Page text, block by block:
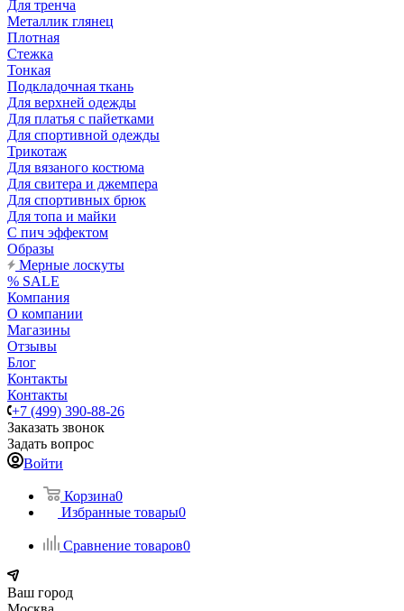
Для тренча
Металлик глянец
Плотная
Стежка
Тонкая
Подкладочная ткань
Для верхней одежды
Для платья с пайетками
Для спортивной одежды
Трикотаж
Для вязаного костюма
Для свитера и джемпера
Для спортивных брюк
Для топа и майки
С пич эффектом
Образы
Мерные лоскуты
% SALE
Компания
О компании
Магазины
Отзывы
Блог
Контакты
Контакты
+7 (499) 390-88-26
Заказать звонок
Задать вопрос
Войти
Корзина0
Избранные товары0
Сравнение товаров0
Ваш город